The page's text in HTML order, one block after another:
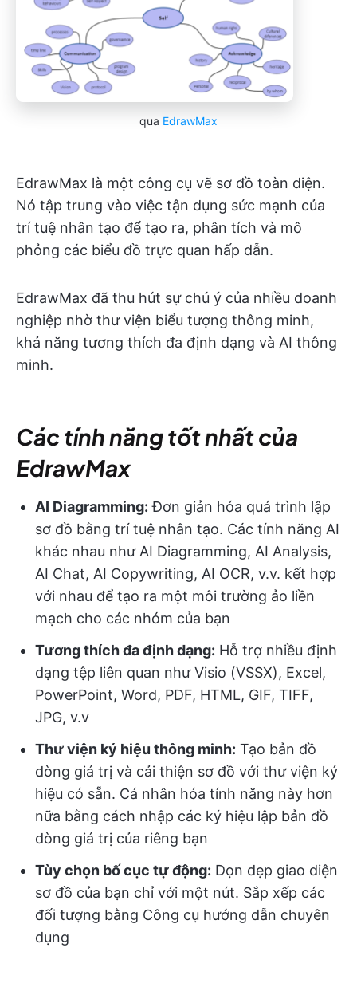
qua EdrawMax
EdrawMax là một công cụ vẽ sơ đồ toàn diện.
Nó tập trung vào việc tận dụng sức mạnh của
trí tuệ nhân tạo để tạo ra, phân tích và mô
phỏng các biểu đồ trực quan hấp dẫn.
EdrawMax đã thu hút sự chú ý của nhiều doanh
nghiệp nhờ thư viện biểu tượng thông minh,
khả năng tương thích đa định dạng và AI thông
minh.
Các tính năng tốt nhất của
EdrawMax
AI Diagramming: Đơn giản hóa quá trình lập
sơ đồ bằng trí tuệ nhân tạo. Các tính năng AI
khác nhau như AI Diagramming, AI Analysis,
AI Chat, AI Copywriting, AI OCR, v.v. kết hợp
với nhau để tạo ra một môi trường ảo liền
mạch cho các nhóm của bạn
Tương thích đa định dạng: Hỗ trợ nhiều định
dạng tệp liên quan như Visio (VSSX), Excel,
PowerPoint, Word, PDF, HTML, GIF, TIFF,
JPG, v.v
Thư viện ký hiệu thông minh: Tạo bản đồ
dòng giá trị và cải thiện sơ đồ với thư viện ký
hiệu có sẵn. Cá nhân hóa tính năng này hơn
nữa bằng cách nhập các ký hiệu lập bản đồ
dòng giá trị của riêng bạn
Tùy chọn bố cục tự động: Dọn dẹp giao diện
sơ đồ của bạn chỉ với một nút. Sắp xếp các
đối tượng bằng Công cụ hướng dẫn chuyên
dụng